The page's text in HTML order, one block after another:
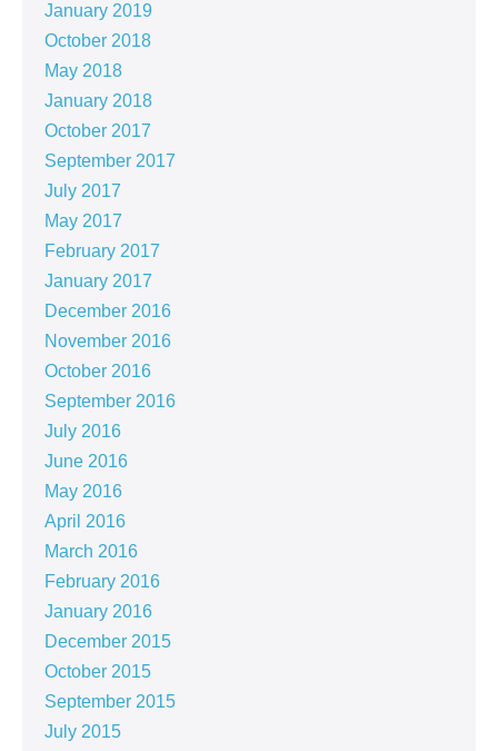
January 2019
October 2018
May 2018
January 2018
October 2017
September 2017
July 2017
May 2017
February 2017
January 2017
December 2016
November 2016
October 2016
September 2016
July 2016
June 2016
May 2016
April 2016
March 2016
February 2016
January 2016
December 2015
October 2015
September 2015
July 2015